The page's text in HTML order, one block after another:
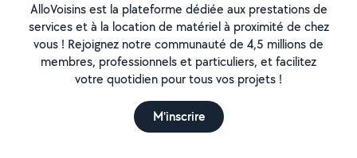
AlloVoisins est la plateforme dédiée aux prestations de
services et à la location de matériel à proximité de chez
vous ! Rejoignez notre communauté de 4,5 millions de
membres, professionnels et particuliers, et facilitez
votre quotidien pour tous vos projets !
M'inscrire